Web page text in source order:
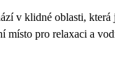
v klidné oblasti,
místo pro relaxaci a